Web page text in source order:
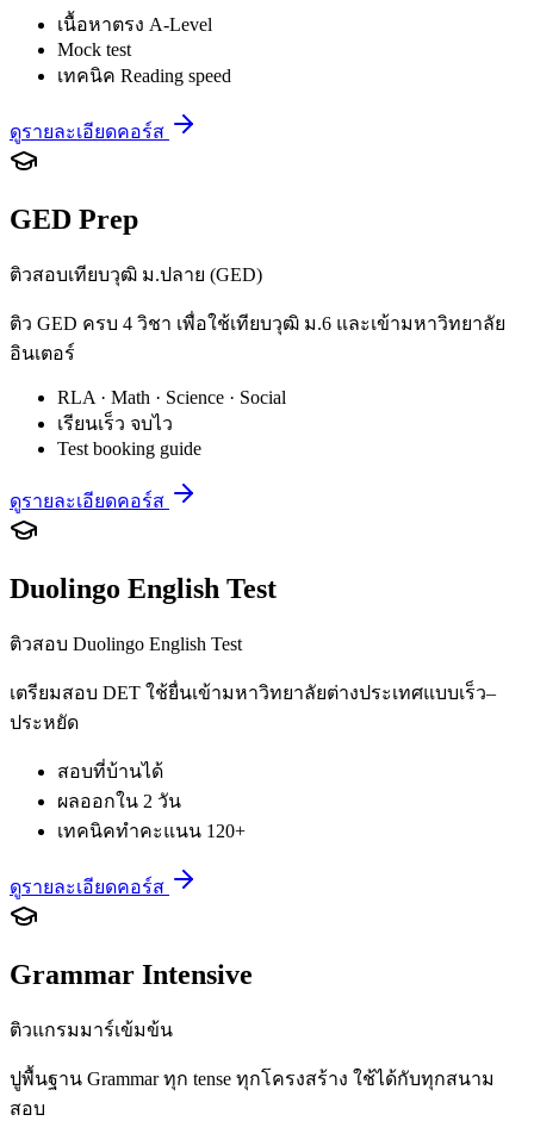
เนื้อหาตรง A-Level
Mock test
เทคนิค Reading speed
ดูรายละเอียดคอร์ส
GED Prep
ติวสอบเทียบวุฒิ ม.ปลาย (GED)
ติว GED ครบ 4 วิชา เพื่อใช้เทียบวุฒิ ม.6 และเข้ามหาวิทยาลัย
อินเตอร์
RLA · Math · Science · Social
เรียนเร็ว จบไว
Test booking guide
ดูรายละเอียดคอร์ส
Duolingo English Test
ติวสอบ Duolingo English Test
เตรียมสอบ DET ใช้ยื่นเข้ามหาวิทยาลัยต่างประเทศแบบเร็ว–
ประหยัด
สอบที่บ้านได้
ผลออกใน 2 วัน
เทคนิคทำคะแนน 120+
ดูรายละเอียดคอร์ส
Grammar Intensive
ติวแกรมมาร์เข้มข้น
ปูพื้นฐาน Grammar ทุก tense ทุกโครงสร้าง ใช้ได้กับทุกสนาม
สอบ